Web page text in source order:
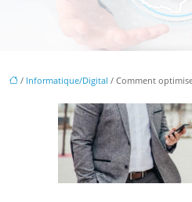
/ Informatique/Digital / Comment